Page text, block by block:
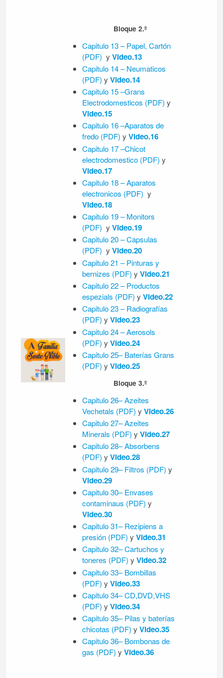
Bloque 2.º
Capitulo 13 – Papel, Cartón
(PDF) yVideo.13
Capitulo 14 – Neumaticos
(PDF) yVideo.14
Capitulo 15 –Grans
Electrodomesticos (PDF) y
Video.15
Capitulo 16 –Aparatos de
fredo (PDF) yVideo.16
Capitulo 17 –Chicot
electrodomestico (PDF) y
Video.17
Capitulo 18 – Aparatos
electronicos (PDF) y
Video.18
Capitulo 19 – Monitors
(PDF) yVideo.19
Capitulo 20 – Capsulas
(PDF) yVideo.20
Capitulo 21 – Pinturas y
bernizes (PDF) yVideo.21
Capitulo 22 – Productos
espezials (PDF) yVideo.22
Capitulo 23 – Radiografías
(PDF) yVideo.23
Capitulo 24 – Aerosols
(PDF) yVideo.24
Capitulo 25– Baterías Grans
(PDF) yVideo.25
Bloque 3.º
Capitulo 26– Azeites
Vechetals (PDF) yVideo.26
Capitulo 27– Azeites
Minerals (PDF) yVideo.27
Capitulo 28– Absorbens
(PDF) yVideo.28
Capitulo 29– Filtros (PDF) y
Video.29
Capitulo 30– Envases
contaminaus (PDF) y
Video.30
Capitulo 31– Rezipiens a
presión (PDF) yVideo.31
Capitulo 32– Cartuchos y
toneres (PDF) yVideo.32
Capitulo 33– Bombillas
(PDF) yVideo.33
Capitulo 34– CD,DVD,VHS
(PDF) yVideo.34
Capitulo 35– Pilas y baterías
chicotas (PDF) yVideo.35
Capitulo 36– Bombonas de
gas (PDF) yVideo.36